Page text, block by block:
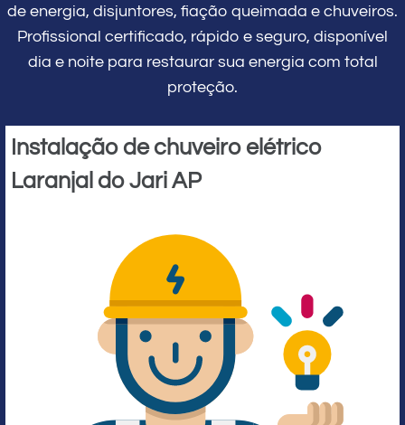
de energia, disjuntores, fiação queimada e chuveiros.
Profissional certificado, rápido e seguro, disponível
dia e noite para restaurar sua energia com total
proteção.
Instalação de chuveiro elétrico
Laranjal do Jari AP